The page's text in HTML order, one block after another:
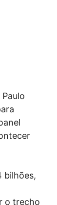
bilhões,
o trecho